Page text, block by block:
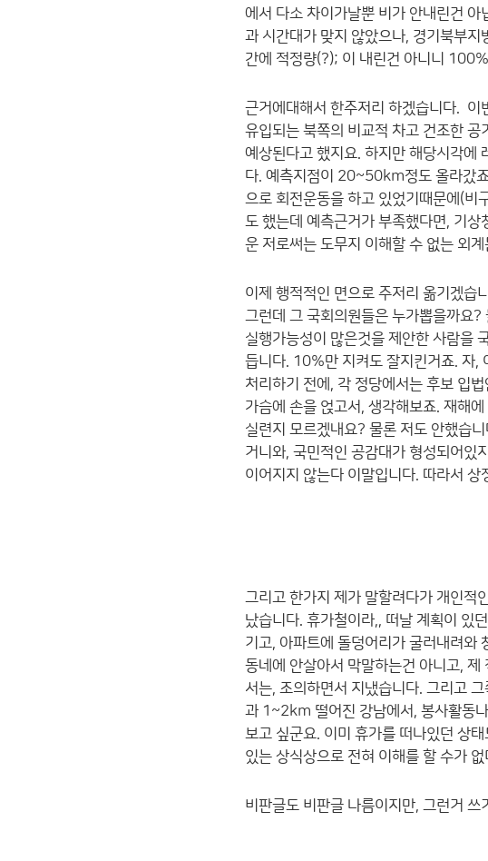
에서 다소 차이가날뿐 비가 안내린건
과 시간대가 맞지 않았으나, 경기북부
간에 적정량(?); 이 내린건 아니니
근거에대해서 한주저리 하겠습니다. 이
유입되는 북쪽의 비교적 차고 건조한
예상된다고 했지요. 하지만 해당시각에
다. 예측지점이 20~50km정도 올라갔
으로 회전운동을 하고 있었기때문에(비
도 했는데 예측근거가 부족했다면, 기
운 저로써는 도무지 이해할 수 없는 외
이제 행적적인 면으로 주저리 옮기겠습
그런데 그 국회의원들은 누가뽑을까요
실행가능성이 많은것을 제안한 사람을
듭니다. 10%만 지켜도 잘지킨거죠. 자,
처리하기 전에, 각 정당에서는 후보 입
가슴에 손을 얹고서, 생각해보죠. 재해
실련지 모르겠내요? 물론 저도 안했습
거니와, 국민적인 공감대가 형성되어있
이어지지 않는다 이말입니다. 따라서
그리고 한가지 제가 말할려다가 개인적
났습니다. 휴가철이라,, 떠날 계획이 있
기고, 아파트에 돌덩어리가 굴러내려와
동네에 안살아서 막말하는건 아니고,
서는, 조의하면서 지냈습니다. 그리고
과 1~2km 떨어진 강남에서, 봉사활동
보고 싶군요. 이미 휴가를 떠나있던 상
있는 상식상으로 전혀 이해를 할 수가 없
비판글도 비판글 나름이지만, 그런거